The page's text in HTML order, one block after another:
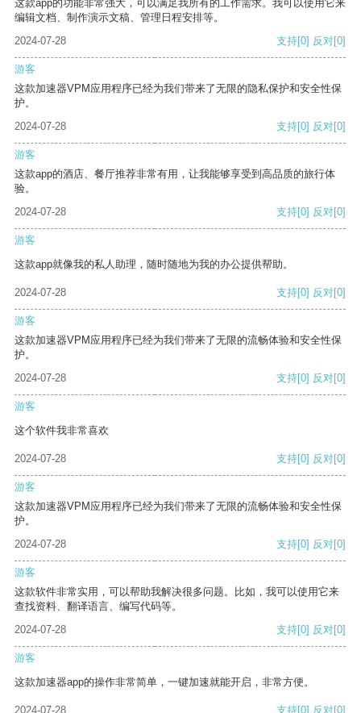
这款app的功能非常强大，可以满足我所有的工作需求。我可以使用它来
编辑文档、制作演示文稿、管理日程安排等。
2024-07-28
支持[0] 反对[0]
游客
这款加速器VPM应用程序已经为我们带来了无限的隐私保护和安全性保
护。
2024-07-28
支持[0] 反对[0]
游客
这款app的酒店、餐厅推荐非常有用，让我能够享受到高品质的旅行体
验。
2024-07-28
支持[0] 反对[0]
游客
这款app就像我的私人助理，随时随地为我的办公提供帮助。
2024-07-28 支持[0] 反对[0]
游客
这款加速器VPM应用程序已经为我们带来了无限的流畅体验和安全性保
护。
2024-07-28
支持[0] 反对[0]
游客
这个软件我非常喜欢
2024-07-28 支持[0] 反对[0]
游客
这款加速器VPM应用程序已经为我们带来了无限的流畅体验和安全性保
护。
2024-07-28
支持[0] 反对[0]
游客
这款软件非常实用，可以帮助我解决很多问题。比如，我可以使用它来
查找资料、翻译语言、编写代码等。
2024-07-28
支持[0] 反对[0]
游客
这款加速器app的操作非常简单，一键加速就能开启，非常方便。
2024-07-28 支持[0] 反对[0]